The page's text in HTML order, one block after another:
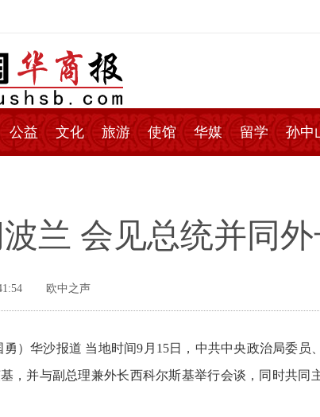
公益 文化 旅游 使馆 华媒 留学 孙中
兰 会见总统并同
欧中之声
）华沙报道 当地时间9月15日，中共中央政治局委员
，并与副总理兼外长西科尔斯基举行会谈，同时共同